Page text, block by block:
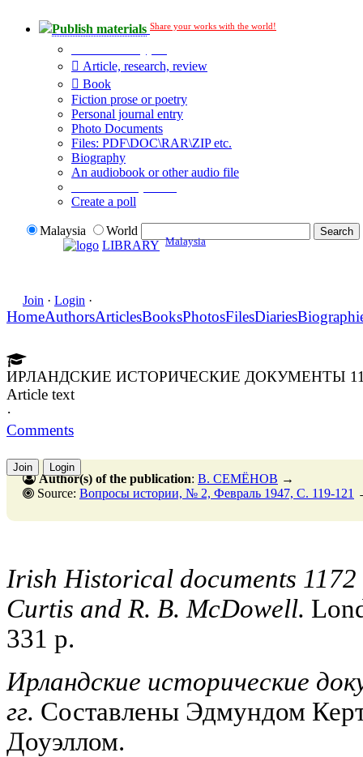
Publish materials Share your works with the world!
Article, research, review
Book
Fiction prose or poetry
Personal journal entry
Photo Documents
Files: PDF\DOC\RAR\ZIP etc.
Biography
An audiobook or other audio file
Create a poll
Malaysia
World
LIBRARY Malaysia
Join · Login ·
HomeAuthorsArticlesBooksPhotosFilesDiaries
ИРЛАНДСКИЕ ИСТОРИЧЕСКИЕ ДОКУМЕНТЫ
Article text
·
Comments
Join Login
Author(s) of the publication: В. СЕМЁНОВ →
Source: Вопросы истории, № 2, Февраль 1947, C. 119-121
Irish Historical documents
Curtis and R. B. McDowell.
331 p.
Ирландские исторические
гг. Составлены Эдмундом
Доуэллом.